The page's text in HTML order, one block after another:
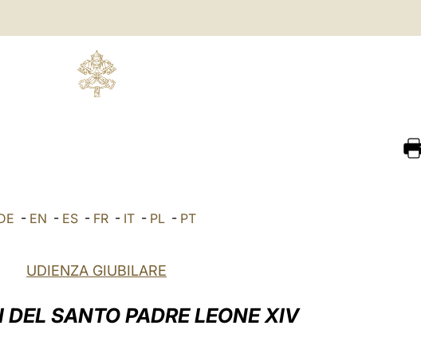
- EN - ES - FR - IT - PL - PT
UDIENZA GIUBILARE
DEL SANTO PADRE LEONE XIV